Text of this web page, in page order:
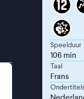
Speelduur
106 min
Taal
Frans